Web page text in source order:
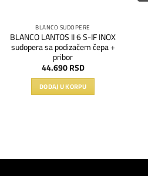
BLANCO SUDOPERE
BLANCO LANTOS II 6 S-IF INOX
sudopera sa podizačem čepa +
pribor
44.690 RSD
DODAJ U KORPU